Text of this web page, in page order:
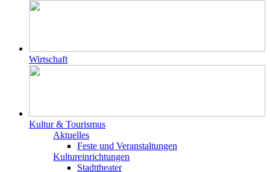
Wirtschaft
Kultur & Tourismus
Aktuelles
Feste und Veranstaltungen
Kultureinrichtungen
Stadttheater